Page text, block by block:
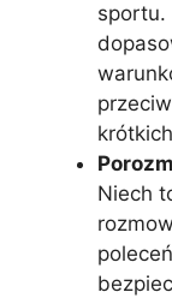
sportu.
Niech